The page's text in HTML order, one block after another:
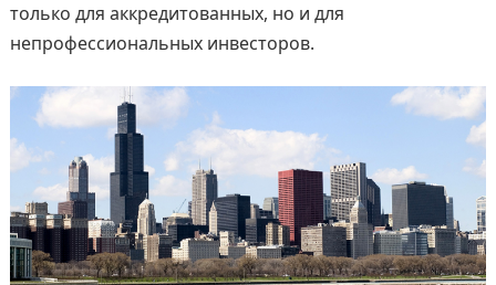
только для аккредитованных, но и для
непрофессиональных инвесторов.